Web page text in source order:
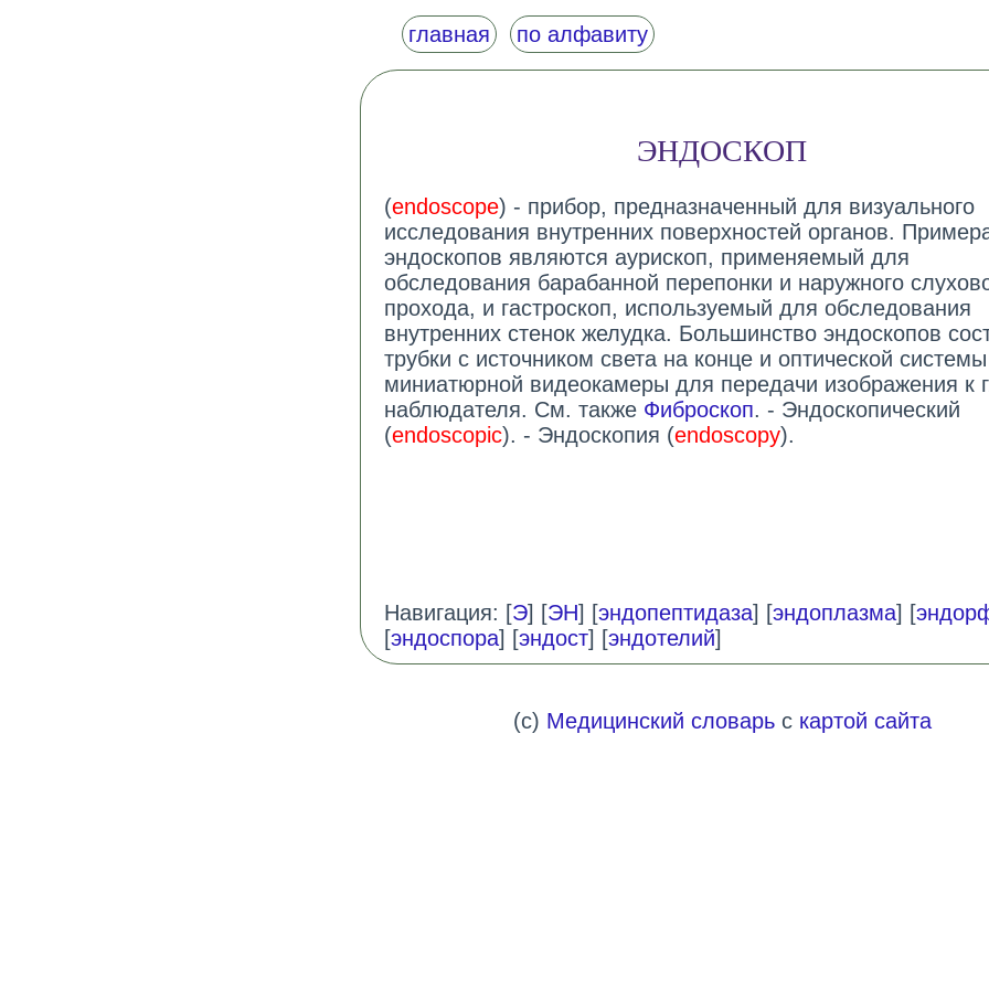
главная по алфавиту
ЭНДОСКОП
(endoscope) - прибор, предназначенный для визуального
исследования внутренних поверхностей органов.
эндоскопов являются аурископ, применяемый для
обследования барабанной перепонки и наружного
прохода, и гастроскоп, используемый для обследования
внутренних стенок желудка. Большинство эндоскопов
трубки с источником света на конце и оптической
миниатюрной видеокамеры для передачи изображения к
наблюдателя. См. также Фиброскоп. - Эндоскопический
(endoscopic). - Эндоскопия (endoscopy).
Навигация: [Э] [ЭН] [эндопептидаза] [эндоплазма] [
[эндоспора] [эндост] [эндотелий]
(c) Медицинский словарьс картой сайта